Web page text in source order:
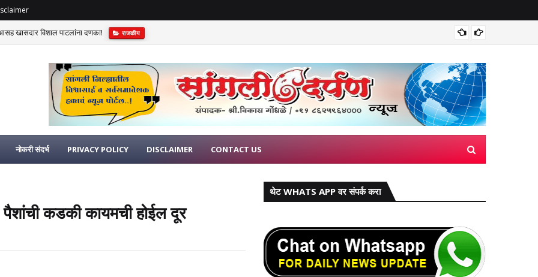
खासदार विशाल पाटलांना दणका! राजकीय
नोकरी संदर्भ PRIVACY POLICY DISCLAIMER CONTACT US
कडकी कायमची होईल दूर
थेट WHATS APP वर संपर्क करा